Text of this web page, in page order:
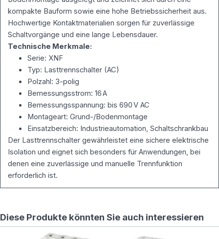
kompakte Bauform sowie eine hohe Betriebssicherheit aus.
Hochwertige Kontaktmaterialien sorgen für zuverlässige
Schaltvorgänge und eine lange Lebensdauer.
Technische Merkmale:
Serie: XNF
Typ: Lasttrennschalter (AC)
Polzahl: 3-polig
Bemessungsstrom: 16 A
Bemessungsspannung: bis 690 V AC
Montageart: Grund-/Bodenmontage
Einsatzbereich: Industrieautomation, Schaltschrankbau
Der Lasttrennschalter gewährleistet eine sichere elektrische
Isolation und eignet sich besonders für Anwendungen, bei
denen eine zuverlässige und manuelle Trennfunktion
erforderlich ist.
Diese Produkte könnten Sie auch interessieren